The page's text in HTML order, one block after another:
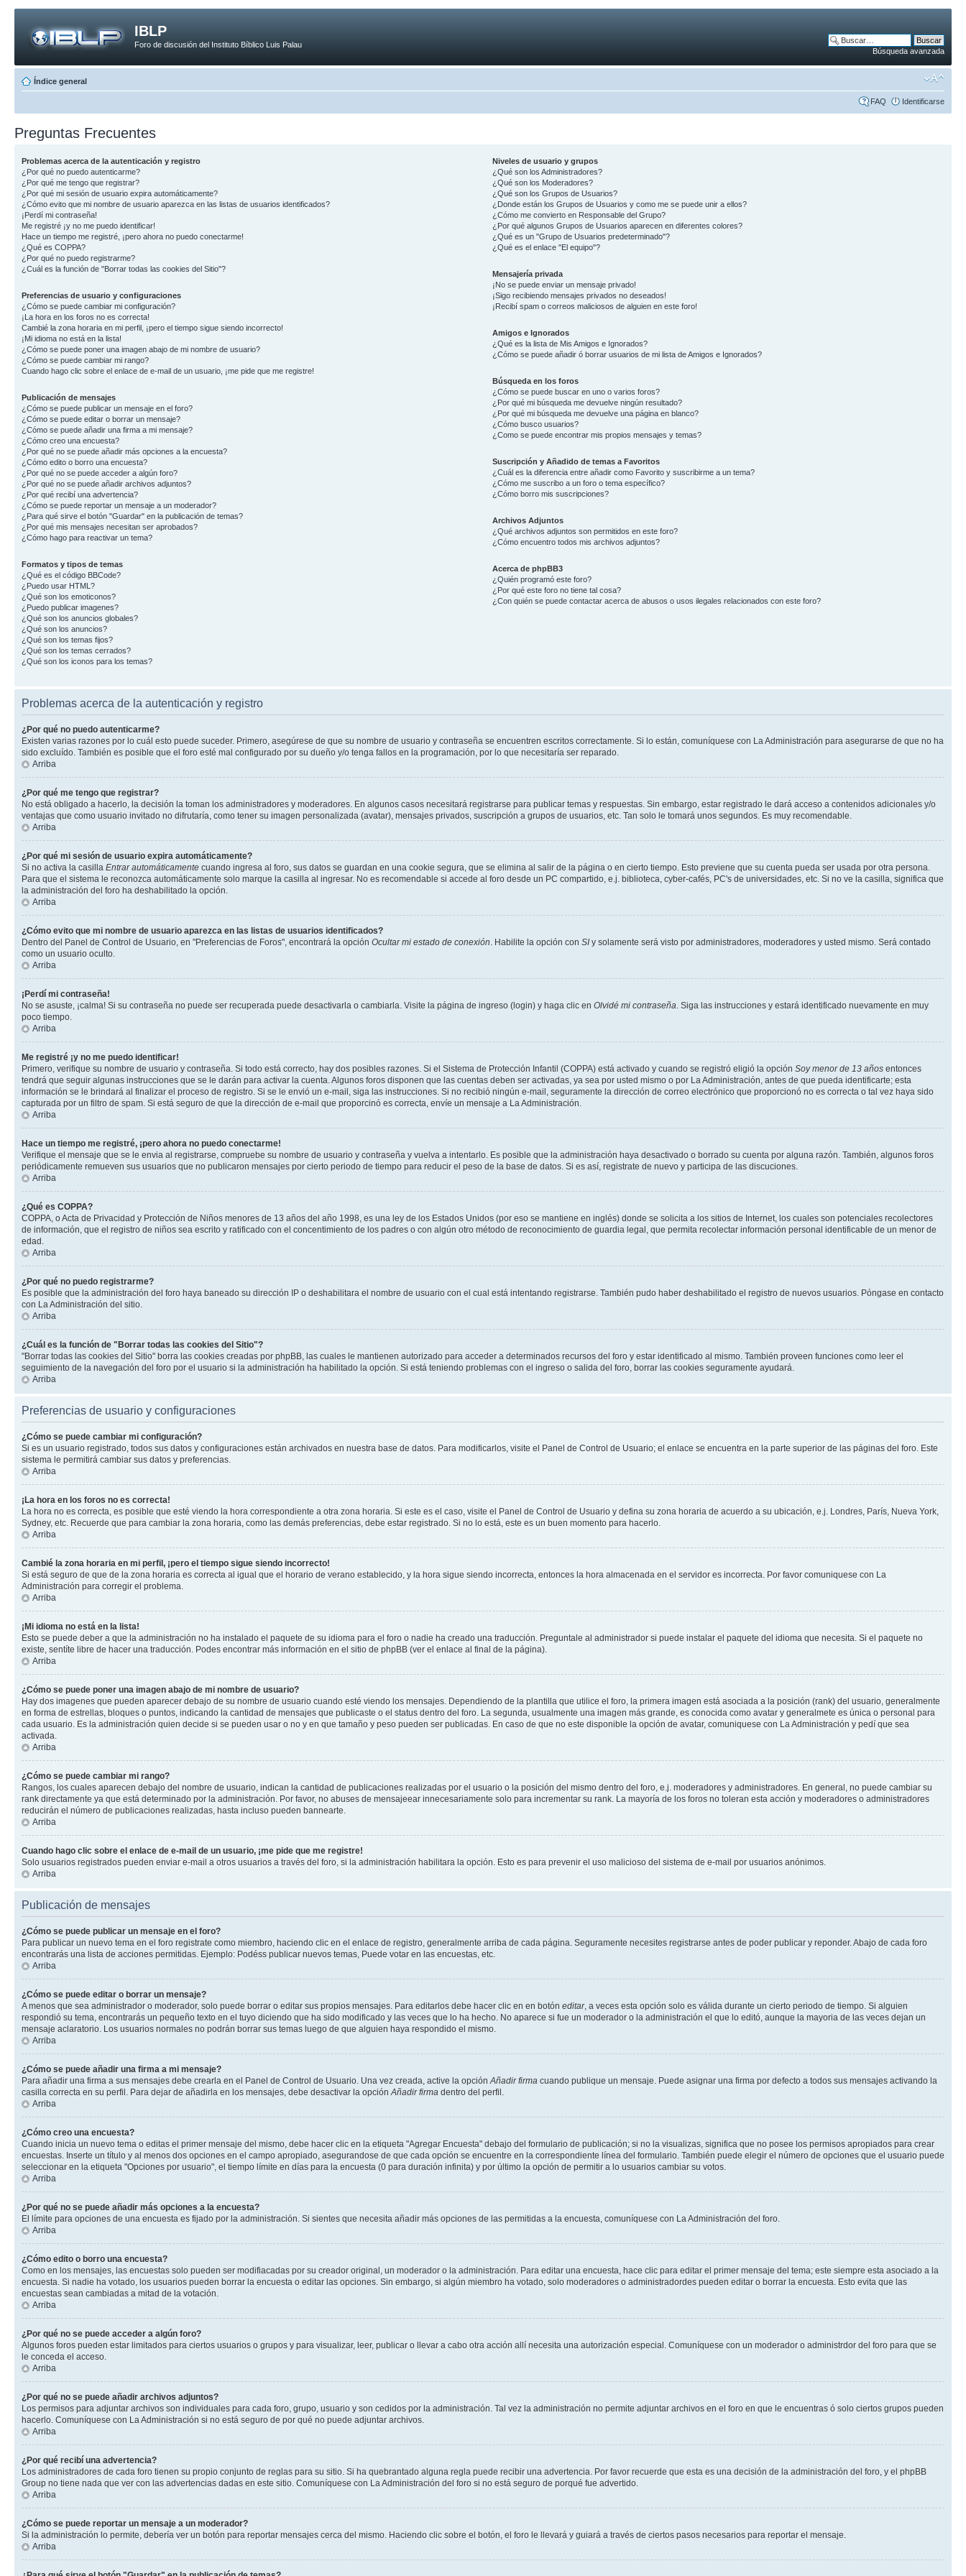
IBLP
Foro de discusión del Instituto Bíblico Luis Palau
Búsqueda avanzada
Índice general
FAQ Identificarse
Preguntas Frecuentes
Problemas acerca de la autenticación y registro
¿Por qué no puedo autenticarme?
¿Por qué me tengo que registrar?
¿Por qué mi sesión de usuario expira automáticamente?
¿Cómo evito que mi nombre de usuario aparezca en las listas de usuarios identificados?
¡Perdí mi contraseña!
Me registré ¡y no me puedo identificar!
Hace un tiempo me registré, ¡pero ahora no puedo conectarme!
¿Qué es COPPA?
¿Por qué no puedo registrarme?
¿Cuál es la función de "Borrar todas las cookies del Sitio"?
Preferencias de usuario y configuraciones
¿Cómo se puede cambiar mi configuración?
¡La hora en los foros no es correcta!
Cambié la zona horaria en mi perfil, ¡pero el tiempo sigue siendo incorrecto!
¡Mi idioma no está en la lista!
¿Cómo se puede poner una imagen abajo de mi nombre de usuario?
¿Cómo se puede cambiar mi rango?
Cuando hago clic sobre el enlace de e-mail de un usuario, ¡me pide que me registre!
Publicación de mensajes
¿Cómo se puede publicar un mensaje en el foro?
¿Cómo se puede editar o borrar un mensaje?
¿Cómo se puede añadir una firma a mi mensaje?
¿Cómo creo una encuesta?
¿Por qué no se puede añadir más opciones a la encuesta?
¿Cómo edito o borro una encuesta?
¿Por qué no se puede acceder a algún foro?
¿Por qué no se puede añadir archivos adjuntos?
¿Por qué recibí una advertencia?
¿Cómo se puede reportar un mensaje a un moderador?
¿Para qué sirve el botón "Guardar" en la publicación de temas?
¿Por qué mis mensajes necesitan ser aprobados?
¿Cómo hago para reactivar un tema?
Formatos y tipos de temas
¿Qué es el código BBCode?
¿Puedo usar HTML?
¿Qué son los emoticonos?
¿Puedo publicar imagenes?
¿Qué son los anuncios globales?
¿Qué son los anuncios?
¿Qué son los temas fijos?
¿Qué son los temas cerrados?
¿Qué son los iconos para los temas?
Niveles de usuario y grupos
¿Qué son los Administradores?
¿Qué son los Moderadores?
¿Qué son los Grupos de Usuarios?
¿Donde están los Grupos de Usuarios y como me se puede unir a ellos?
¿Cómo me convierto en Responsable del Grupo?
¿Por qué algunos Grupos de Usuarios aparecen en diferentes colores?
¿Qué es un "Grupo de Usuarios predeterminado"?
¿Qué es el enlace "El equipo"?
Mensajería privada
¡No se puede enviar un mensaje privado!
¡Sigo recibiendo mensajes privados no deseados!
¡Recibí spam o correos maliciosos de alguien en este foro!
Amigos e Ignorados
¿Qué es la lista de Mis Amigos e Ignorados?
¿Cómo se puede añadir ó borrar usuarios de mi lista de Amigos e Ignorados?
Búsqueda en los foros
¿Cómo se puede buscar en uno o varios foros?
¿Por qué mi búsqueda me devuelve ningún resultado?
¿Por qué mi búsqueda me devuelve una página en blanco?
¿Cómo busco usuarios?
¿Como se puede encontrar mis propios mensajes y temas?
Suscripción y Añadido de temas a Favoritos
¿Cuál es la diferencia entre añadir como Favorito y suscribirme a un tema?
¿Cómo me suscribo a un foro o tema específico?
¿Cómo borro mis suscripciones?
Archivos Adjuntos
¿Qué archivos adjuntos son permitidos en este foro?
¿Cómo encuentro todos mis archivos adjuntos?
Acerca de phpBB3
¿Quién programó este foro?
¿Por qué este foro no tiene tal cosa?
¿Con quién se puede contactar acerca de abusos o usos ilegales relacionados con este foro?
Problemas acerca de la autenticación y registro
¿Por qué no puedo autenticarme?
Existen varias razones por lo cuál esto puede suceder. Primero, asegúrese de que su nombre de usuario y contraseña se encuentren escritos correctamente. Si lo están, comuníquese con La Administración para asegurarse de que no ha
sido excluído. También es posible que el foro esté mal configurado por su dueño y/o tenga fallos en la programación, por lo que necesitaría ser reparado.
Arriba
¿Por qué me tengo que registrar?
No está obligado a hacerlo, la decisión la toman los administradores y moderadores. En algunos casos necesitará registrarse para publicar temas y respuestas. Sin embargo, estar registrado le dará acceso a contenidos adicionales y/o
ventajas que como usuario invitado no difrutaría, como tener su imagen personalizada (avatar), mensajes privados, suscripción a grupos de usuarios, etc. Tan solo le tomará unos segundos. Es muy recomendable.
Arriba
¿Por qué mi sesión de usuario expira automáticamente?
Si no activa la casilla Entrar automáticamente cuando ingresa al foro, sus datos se guardan en una cookie segura, que se elimina al salir de la página o en cierto tiempo. Esto previene que su cuenta pueda ser usada por otra persona.
Para que el sistema le reconozca automáticamente solo marque la casilla al ingresar. No es recomendable si accede al foro desde un PC compartido, e.j. biblioteca, cyber-cafés, PC's de universidades, etc. Si no ve la casilla, significa que
la administración del foro ha deshabilitado la opción.
Arriba
¿Cómo evito que mi nombre de usuario aparezca en las listas de usuarios identificados?
Dentro del Panel de Control de Usuario, en "Preferencias de Foros", encontrará la opción Ocultar mi estado de conexión . Habilite la opción con SI y solamente será visto por administradores, moderadores y usted mismo. Será contado
como un usuario oculto.
Arriba
¡Perdí mi contraseña!
No se asuste, ¡calma! Si su contraseña no puede ser recuperada puede desactivarla o cambiarla. Visite la página de ingreso (login) y haga clic en Olvidé mi contraseña . Siga las instrucciones y estará identificado nuevamente en muy
poco tiempo.
Arriba
Me registré ¡y no me puedo identificar!
Primero, verifique su nombre de usuario y contraseña. Si todo está correcto, hay dos posibles razones. Si el Sistema de Protección Infantil (COPPA) está activado y cuando se registró eligió la opción Soy menor de 13 años entonces
tendrá que seguir algunas instrucciones que se le darán para activar la cuenta. Algunos foros disponen que las cuentas deben ser activadas, ya sea por usted mismo o por La Administración, antes de que pueda identificarte; esta
información se le brindará al finalizar el proceso de registro. Si se le envió un e-mail, siga las instrucciones. Si no recibió ningún e-mail, seguramente la dirección de correo electrónico que proporcionó no es correcta o tal vez haya sido
capturada por un filtro de spam. Si está seguro de que la dirección de e-mail que proporcinó es correcta, envíe un mensaje a La Administración.
Arriba
Hace un tiempo me registré, ¡pero ahora no puedo conectarme!
Verifique el mensaje que se le envia al registrarse, compruebe su nombre de usuario y contraseña y vuelva a intentarlo. Es posible que la administración haya desactivado o borrado su cuenta por alguna razón. También, algunos foros
periódicamente remueven sus usuarios que no publicaron mensajes por cierto periodo de tiempo para reducir el peso de la base de datos. Si es así, registrate de nuevo y participa de las discuciones.
Arriba
¿Qué es COPPA?
COPPA, o Acta de Privacidad y Protección de Niños menores de 13 años del año 1998, es una ley de los Estados Unidos (por eso se mantiene en inglés) donde se solicita a los sitios de Internet, los cuales son potenciales recolectores
de información, que el registro de niños sea escrito y ratificado con el concentimiento de los padres o con algún otro método de reconocimiento de guardia legal, que permita recolectar información personal identificable de un menor de
edad.
Arriba
¿Por qué no puedo registrarme?
Es posible que la administración del foro haya baneado su dirección IP o deshabilitara el nombre de usuario con el cual está intentando registrarse. También pudo haber deshabilitado el registro de nuevos usuarios. Póngase en contacto
con La Administración del sitio.
Arriba
¿Cuál es la función de "Borrar todas las cookies del Sitio"?
"Borrar todas las cookies del Sitio" borra las cookies creadas por phpBB, las cuales le mantienen autorizado para acceder a determinados recursos del foro y estar identificado al mismo. También proveen funciones como leer el
seguimiento de la navegación del foro por el usuario si la administración ha habilitado la opción. Si está teniendo problemas con el ingreso o salida del foro, borrar las cookies seguramente ayudará.
Arriba
Preferencias de usuario y configuraciones
¿Cómo se puede cambiar mi configuración?
Si es un usuario registrado, todos sus datos y configuraciones están archivados en nuestra base de datos. Para modificarlos, visite el Panel de Control de Usuario; el enlace se encuentra en la parte superior de las páginas del foro. Este
sistema le permitirá cambiar sus datos y preferencias.
Arriba
¡La hora en los foros no es correcta!
La hora no es correcta, es posible que esté viendo la hora correspondiente a otra zona horaria. Si este es el caso, visite el Panel de Control de Usuario y defina su zona horaria de acuerdo a su ubicación, e.j. Londres, París, Nueva York,
Sydney, etc. Recuerde que para cambiar la zona horaria, como las demás preferencias, debe estar registrado. Si no lo está, este es un buen momento para hacerlo.
Arriba
Cambié la zona horaria en mi perfil, ¡pero el tiempo sigue siendo incorrecto!
Si está seguro de que de la zona horaria es correcta al igual que el horario de verano establecido, y la hora sigue siendo incorrecta, entonces la hora almacenada en el servidor es incorrecta. Por favor comuniquese con La
Administración para corregir el problema.
Arriba
¡Mi idioma no está en la lista!
Esto se puede deber a que la administración no ha instalado el paquete de su idioma para el foro o nadie ha creado una traducción. Preguntale al administrador si puede instalar el paquete del idioma que necesita. Si el paquete no
existe, sentíte libre de hacer una traducción. Podes encontrar más información en el sitio de phpBB (ver el enlace al final de la página).
Arriba
¿Cómo se puede poner una imagen abajo de mi nombre de usuario?
Hay dos imagenes que pueden aparecer debajo de su nombre de usuario cuando esté viendo los mensajes. Dependiendo de la plantilla que utilice el foro, la primera imagen está asociada a la posición (rank) del usuario, generalmente
en forma de estrellas, bloques o puntos, indicando la cantidad de mensajes que publicaste o el status dentro del foro. La segunda, usualmente una imagen más grande, es conocida como avatar y generalmete es única o personal para
cada usuario. Es la administración quien decide si se pueden usar o no y en que tamaño y peso pueden ser publicadas. En caso de que no este disponible la opción de avatar, comuniquese con La Administración y pedí que sea
activada.
Arriba
¿Cómo se puede cambiar mi rango?
Rangos, los cuales aparecen debajo del nombre de usuario, indican la cantidad de publicaciones realizadas por el usuario o la posición del mismo dentro del foro, e.j. moderadores y administradores. En general, no puede cambiar su
rank directamente ya que está determinado por la administración. Por favor, no abuses de mensajeear innecesariamente solo para incrementar su rank. La mayoría de los foros no toleran esta acción y moderadores o administradores
reducirán el número de publicaciones realizadas, hasta incluso pueden bannearte.
Arriba
Cuando hago clic sobre el enlace de e-mail de un usuario, ¡me pide que me registre!
Solo usuarios registrados pueden enviar e-mail a otros usuarios a través del foro, si la administración habilitara la opción. Esto es para prevenir el uso malicioso del sistema de e-mail por usuarios anónimos.
Arriba
Publicación de mensajes
¿Cómo se puede publicar un mensaje en el foro?
Para publicar un nuevo tema en el foro registrate como miembro, haciendo clic en el enlace de registro, generalmente arriba de cada página. Seguramente necesites registrarse antes de poder publicar y reponder. Abajo de cada foro
encontrarás una lista de acciones permitidas. Ejemplo: Podéss publicar nuevos temas, Puede votar en las encuestas, etc.
Arriba
¿Cómo se puede editar o borrar un mensaje?
A menos que sea administrador o moderador, solo puede borrar o editar sus propios mensajes. Para editarlos debe hacer clic en en botón editar, a veces esta opción solo es válida durante un cierto periodo de tiempo. Si alguien
respondió su tema, encontrarás un pequeño texto en el tuyo diciendo que ha sido modificado y las veces que lo ha hecho. No aparece si fue un moderador o la administración el que lo editó, aunque la mayoria de las veces dejan un
mensaje aclaratorio. Los usuarios normales no podrán borrar sus temas luego de que alguien haya respondido el mismo.
Arriba
¿Cómo se puede añadir una firma a mi mensaje?
Para añadir una firma a sus mensajes debe crearla en el Panel de Control de Usuario. Una vez creada, active la opción Añadir firma cuando publique un mensaje. Puede asignar una firma por defecto a todos sus mensajes activando la
casilla correcta en su perfil. Para dejar de añadirla en los mensajes, debe desactivar la opción Añadir firma dentro del perfil.
Arriba
¿Cómo creo una encuesta?
Cuando inicia un nuevo tema o editas el primer mensaje del mismo, debe hacer clic en la etiqueta "Agregar Encuesta" debajo del formulario de publicación; si no la visualizas, significa que no posee los permisos apropiados para crear
encuestas. Inserte un título y al menos dos opciones en el campo apropiado, asegurandose de que cada opción se encuentre en la correspondiente línea del formulario. También puede elegir el número de opciones que el usuario puede
seleccionar en la etiqueta "Opciones por usuario", el tiempo límite en días para la encuesta (0 para duración infinita) y por último la opción de permitir a lo usuarios cambiar su votos.
Arriba
¿Por qué no se puede añadir más opciones a la encuesta?
El límite para opciones de una encuesta es fijado por la administración. Si sientes que necesita añadir más opciones de las permitidas a la encuesta, comuníquese con La Administración del foro.
Arriba
¿Cómo edito o borro una encuesta?
Como en los mensajes, las encuestas solo pueden ser modifiacadas por su creador original, un moderador o la administración. Para editar una encuesta, hace clic para editar el primer mensaje del tema; este siempre esta asociado a la
encuesta. Si nadie ha votado, los usuarios pueden borrar la encuesta o editar las opciones. Sin embargo, si algún miembro ha votado, solo moderadores o administradordes pueden editar o borrar la encuesta. Esto evita que las
encuestas sean cambiadas a mitad de la votación.
Arriba
¿Por qué no se puede acceder a algún foro?
Algunos foros pueden estar limitados para ciertos usuarios o grupos y para visualizar, leer, publicar o llevar a cabo otra acción allí necesita una autorización especial. Comuníquese con un moderador o administrdor del foro para que se
le conceda el acceso.
Arriba
¿Por qué no se puede añadir archivos adjuntos?
Los permisos para adjuntar archivos son individuales para cada foro, grupo, usuario y son cedidos por la administración. Tal vez la administración no permite adjuntar archivos en el foro en que le encuentras ó solo ciertos grupos pueden
hacerlo. Comuníquese con La Administración si no está seguro de por qué no puede adjuntar archivos.
Arriba
¿Por qué recibí una advertencia?
Los administradores de cada foro tienen su propio conjunto de reglas para su sitio. Si ha quebrantado alguna regla puede recibir una advertencia. Por favor recuerde que esta es una decisión de la administración del foro, y el phpBB
Group no tiene nada que ver con las advertencias dadas en este sitio. Comuníquese con La Administración del foro si no está seguro de porqué fue advertido.
Arriba
¿Cómo se puede reportar un mensaje a un moderador?
Si la administración lo permite, debería ver un botón para reportar mensajes cerca del mismo. Haciendo clic sobre el botón, el foro le llevará y guiará a través de ciertos pasos necesarios para reportar el mensaje.
Arriba